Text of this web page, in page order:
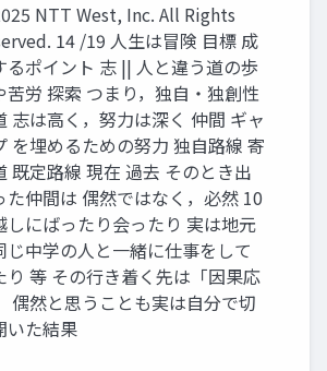
NTT West, Inc. All Rights
14 /19 人生は冒険 目標 成
るポイント 志 || 人と違う道の歩
苦労 探索 つまり，独自・独創性
志は高く，努力は深く 仲間 ギャ
を埋めるための努力 独自路線 寄
既定路線 現在 過去 そのとき出
た仲間は 偶然ではなく，必然 10
しにばったり会ったり 実は地元
じ中学の人と一緒に仕事をして
り 等 その行き着く先は「因果応
偶然と思うことも実は自分で切
いた結果